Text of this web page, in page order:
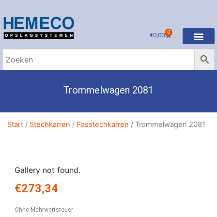
€0,00 0
Trommelwagen 2081
Start / Stechkarren / Fasstechkarren / Trommelwagen 2081
Gallery not found.
€273,34
Ohne Mehrwertsteuer